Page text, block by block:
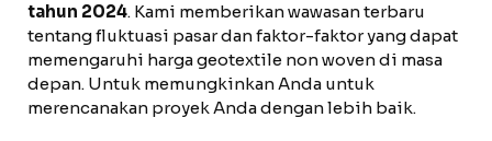
tahun 2024. Kami memberikan wawasan terbaru
tentang fluktuasi pasar dan faktor-faktor yang dapat
memengaruhi harga geotextile non woven di masa
depan. Untuk memungkinkan Anda untuk
merencanakan proyek Anda dengan lebih baik.